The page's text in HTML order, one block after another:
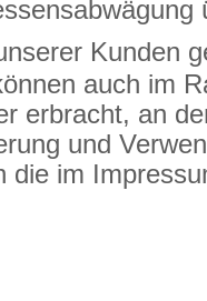
Kunden
auch im
erbracht, an
und
die im